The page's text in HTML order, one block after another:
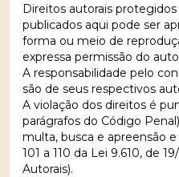
Direitos autorais
publicados aqui pode ser
forma ou meio de
expressa permissão do
A responsabilidade pelo
são de seus respectivos
A violação dos direitos é
parágrafos do Código
multa, busca e apreensão
101 a 110 da Lei 9.610, de
Autorais).